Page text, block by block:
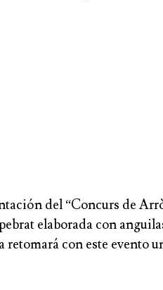
del “Concurs de
elaborada con
con este evento